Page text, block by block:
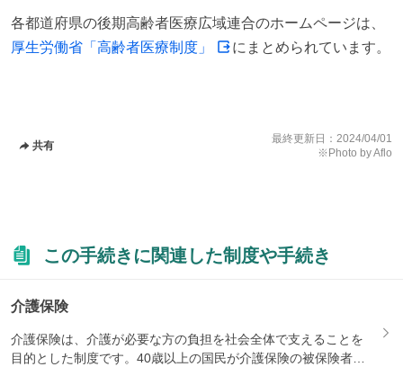
各都道府県の後期高齢者医療広域連合のホームページは、
厚生労働省「高齢者医療制度」
にまとめられています。
共有
最終更新日： 2024/04/01
※Photo by Aflo
この手続きに関連した制度や手続き
介護保険
介護保険は、介護が必要な方の負担を社会全体で支えることを
目的とした制度です。40歳以上の国民が介護保険の被保険者と